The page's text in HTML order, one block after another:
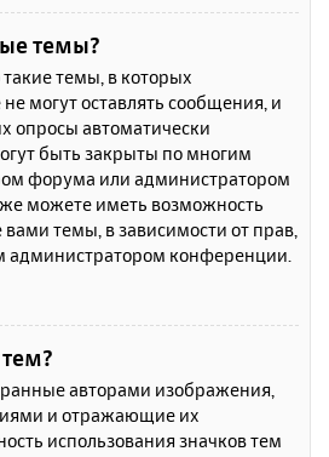
темы?
темы, в которых
могут оставлять сообщения, и
опросы автоматически
быть закрыты по многим
форума или администратором
можете иметь возможность
темы, в зависимости от прав,
администратором конференции.
авторами изображения,
и отражающие их
использования значков тем